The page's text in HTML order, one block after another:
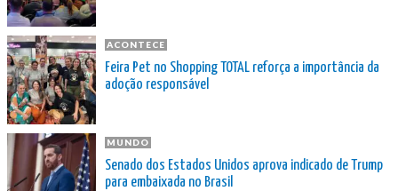
ACONTECE
Feira Pet no Shopping TOTAL reforça a importância da
adoção responsável
MUNDO
Senado dos Estados Unidos aprova indicado de Trump
para embaixada no Brasil